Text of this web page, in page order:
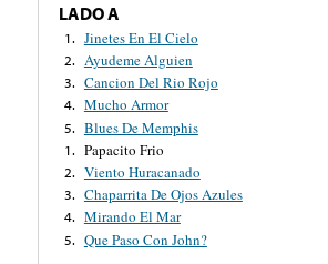
LADO A
1. Jinetes En El Cielo
2. Ayudeme Alguien
3. Cancion Del Rio Rojo
4. Mucho Armor
5. Blues De Memphis
1. Papacito Frio
2. Viento Huracanado
3. Chaparrita De Ojos Azules
4. Mirando El Mar
5. Que Paso Con John?